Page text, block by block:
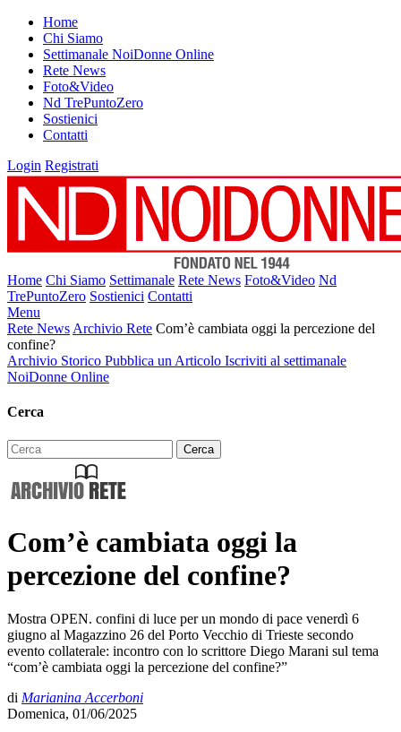
Home
Chi Siamo
Settimanale NoiDonne Online
Rete News
Foto&Video
Nd TrePuntoZero
Sostienici
Contatti
Login Registrati
Home Chi Siamo Settimanale Rete News Foto&Video Nd
TrePuntoZero Sostienici Contatti
Menu
Rete News Archivio Rete Com’è cambiata oggi la percezione del
confine?
Archivio Storico Pubblica un Articolo Iscriviti al settimanale
NoiDonne Online
Cerca
Com’è cambiata oggi la
percezione del confine?
Mostra OPEN. confini di luce per un mondo di pace venerdì 6
giugno al Magazzino 26 del Porto Vecchio di Trieste secondo
evento collaterale: incontro con lo scrittore Diego Marani sul tema
“com’è cambiata oggi la percezione del confine?”
di Marianina Accerboni
Domenica, 01/06/2025